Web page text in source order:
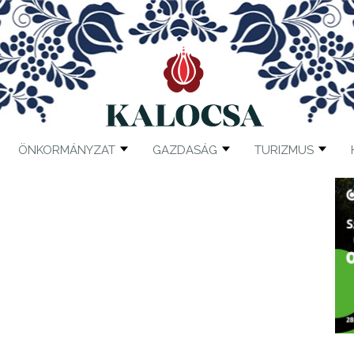
ÖNKORMÁNYZAT GAZDASÁG TURIZMUS